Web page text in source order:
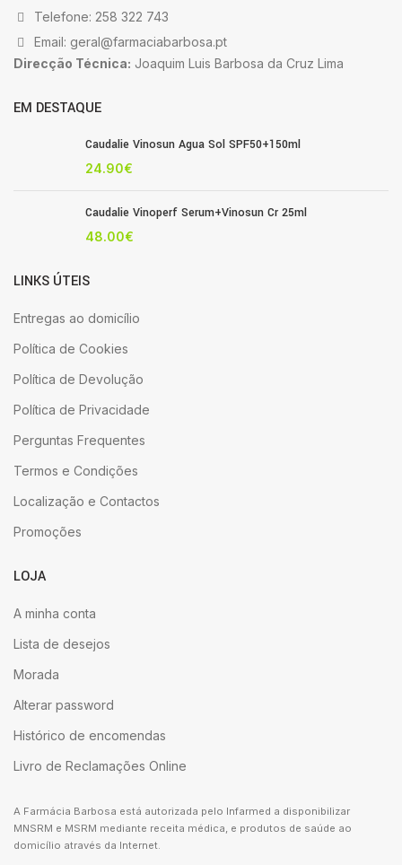
Telefone: 258 322 743
Email: geral@farmaciabarbosa.pt
Direcção Técnica: Joaquim Luis Barbosa da Cruz Lima
EM DESTAQUE
Caudalie Vinosun Agua Sol SPF50+150ml
24.90€
Caudalie Vinoperf Serum+Vinosun Cr 25ml
48.00€
LINKS ÚTEIS
Entregas ao domicílio
Política de Cookies
Política de Devolução
Política de Privacidade
Perguntas Frequentes
Termos e Condições
Localização e Contactos
Promoções
LOJA
A minha conta
Lista de desejos
Morada
Alterar password
Histórico de encomendas
Livro de Reclamações Online
A Farmácia Barbosa está autorizada pelo Infarmed a disponibilizar
MNSRM e MSRM mediante receita médica, e produtos de saúde ao
domicílio através da Internet.